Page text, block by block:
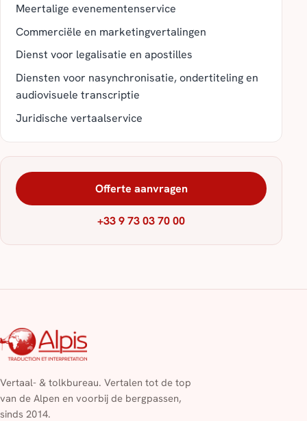
Meertalige evenementenservice
Commerciële en marketingvertalingen
Dienst voor legalisatie en apostilles
Diensten voor nasynchronisatie, ondertiteling en
audiovisuele transcriptie
Juridische vertaalservice
Offerte aanvragen
+33 9 73 03 70 00
Vertaal- & tolkbureau. Vertalen tot de top
van de Alpen en voorbij de bergpassen,
sinds 2014.